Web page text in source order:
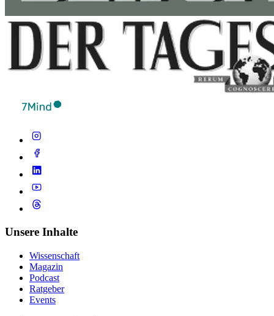
Unsere Inhalte
Wissenschaft
Magazin
Podcast
Ratgeber
Events